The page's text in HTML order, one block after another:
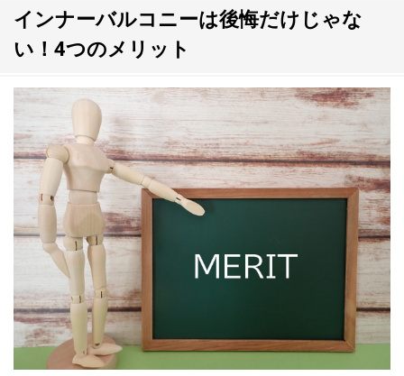
インナーバルコニーは後悔だけじゃな
い！4つのメリット